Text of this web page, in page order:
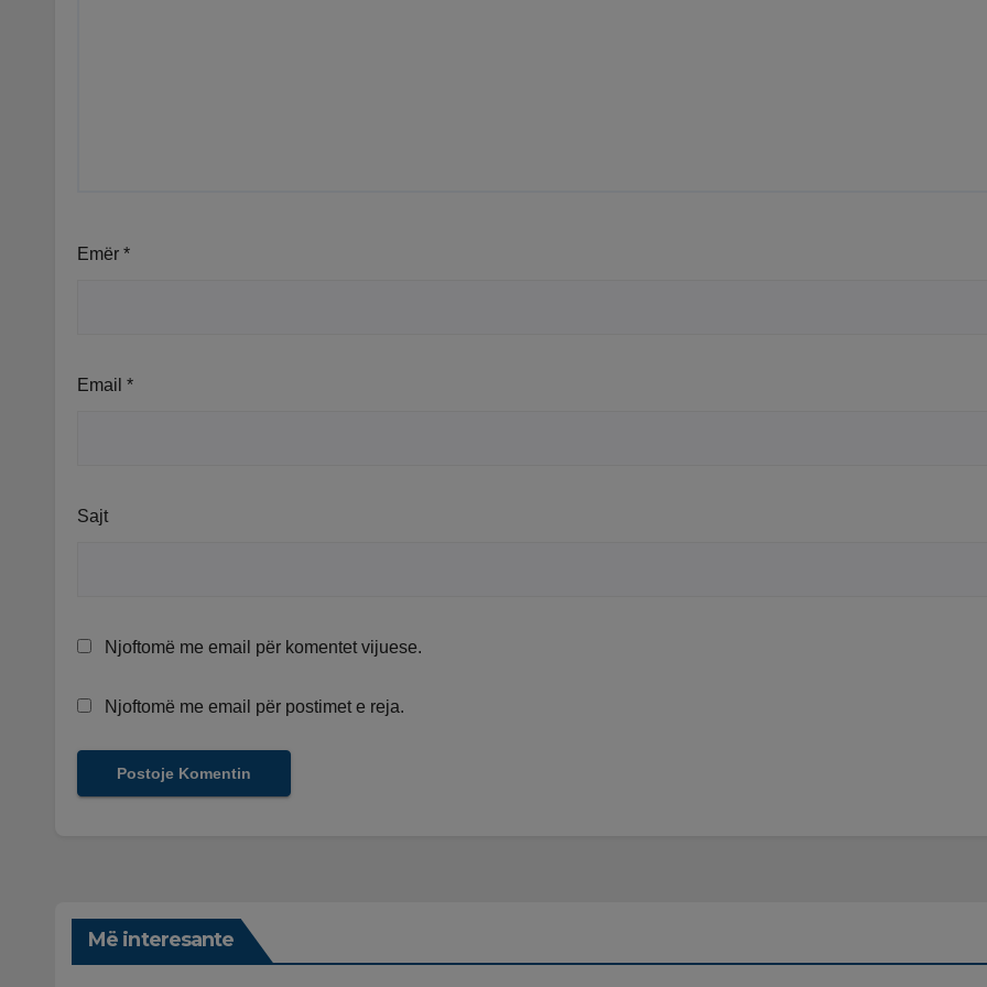
Emër *
Email *
Sajt
Njoftomë me email për komentet vijuese.
Njoftomë me email për postimet e reja.
Më interesante